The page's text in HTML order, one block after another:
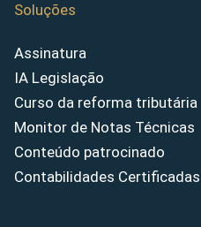
Soluções
Assinatura
IA Legislação
Curso da reforma tributária
Monitor de Notas Técnicas
Conteúdo patrocinado
Contabilidades Certificadas